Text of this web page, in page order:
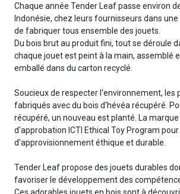
Chaque année Tender Leaf passe environ
Indonésie, chez leurs fournisseurs dans
de fabriquer tous ensemble des jouets.
Du bois brut au produit fini, tout se déroule
chaque jouet est peint à la main, assemblé
emballé dans du carton recyclé.
Soucieux de respecter l'environnement, les
fabriqués avec du bois d'hévéa récupéré.
récupéré, un nouveau est planté. La
d'approbation ICTI Ethical Toy Program
d'approvisionnement éthique et durable.
Tender Leaf propose des jouets durables
favoriser le développement des
Ces adorables jouets en bois sont à